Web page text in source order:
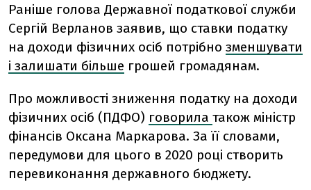
Раніше голова Державної податкової служби
Сергій Верланов заявив, що ставки податку
на доходи фізичних осіб потрібно зменшувати
і залишати більше грошей громадянам.
Про можливості зниження податку на доходи
фізичних осіб (ПДФО) говорила також міністр
фінансів Оксана Маркарова. За її словами,
передумови для цього в 2020 році створить
перевиконання державного бюджету.